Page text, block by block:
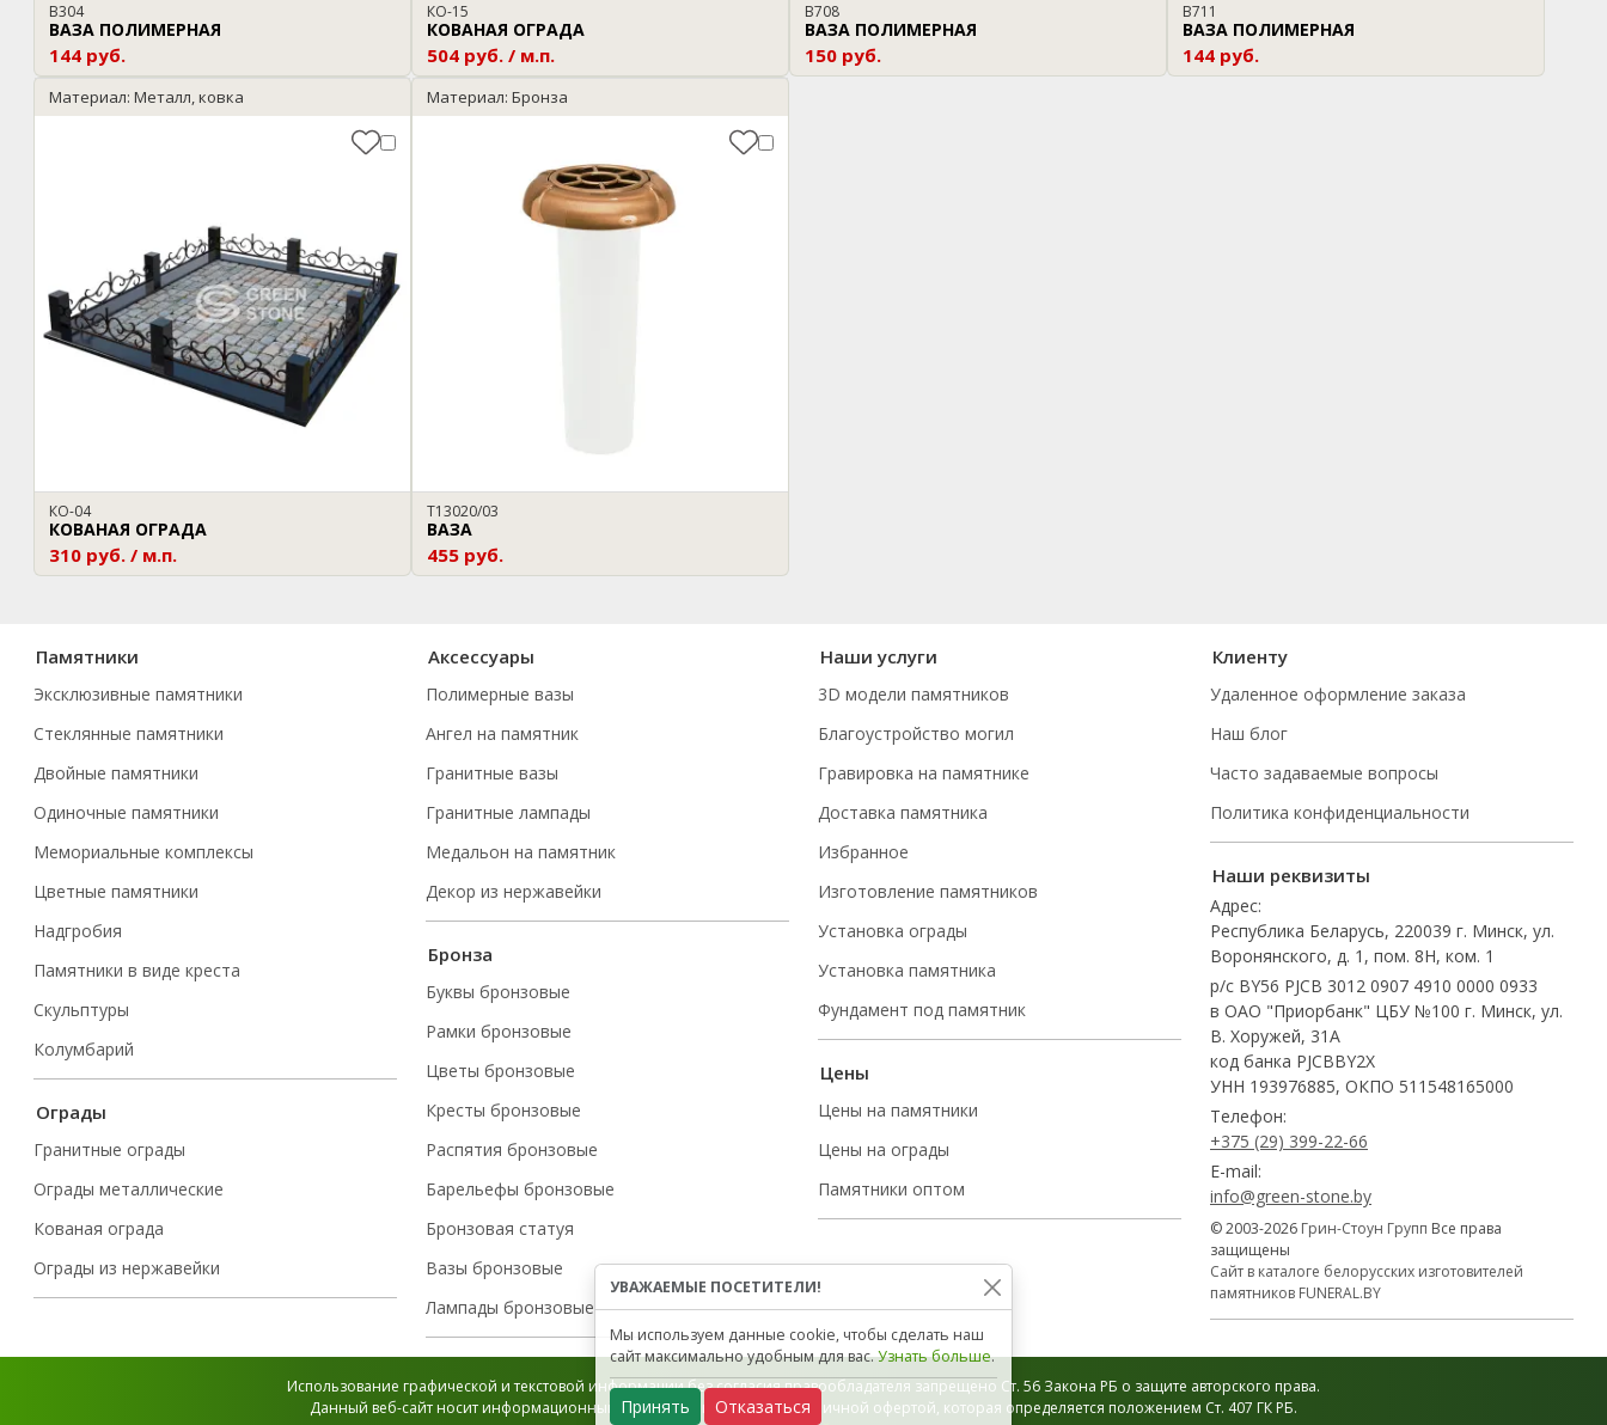
В304
ВАЗА ПОЛИМЕРНАЯ
144 руб.
КО-15
КОВАНАЯ ОГРАДА
504 руб. / м.п.
В708
ВАЗА ПОЛИМЕРНАЯ
150 руб.
В711
ВАЗА ПОЛИМЕРНАЯ
144 руб.
Материал: Металл, ковка
КО-04
КОВАНАЯ ОГРАДА
310 руб. / м.п.
Материал: Бронза
T13020/03
ВАЗА
455 руб.
Памятники
Эксклюзивные памятники
Стеклянные памятники
Двойные памятники
Одиночные памятники
Мемориальные комплексы
Цветные памятники
Надгробия
Памятники в виде креста
Скульптуры
Колумбарий
Ограды
Гранитные ограды
Ограды металлические
Кованая ограда
Ограды из нержавейки
Аксессуары
Полимерные вазы
Ангел на памятник
Гранитные вазы
Гранитные лампады
Медальон на памятник
Декор из нержавейки
Бронза
Буквы бронзовые
Рамки бронзовые
Цветы бронзовые
Кресты бронзовые
Распятия бронзовые
Барельефы бронзовые
Бронзовая статуя
Вазы бронзовые
Лампады бронзовые
Наши услуги
3D модели памятников
Благоустройство могил
Гравировка на памятнике
Доставка памятника
Избранное
Изготовление памятников
Установка ограды
Установка памятника
Фундамент под памятник
Цены
Цены на памятники
Цены на ограды
Памятники оптом
Клиенту
Удаленное оформление заказа
Наш блог
Часто задаваемые вопросы
Политика конфиденциальности
Наши реквизиты
Адрес:
Республика Беларусь, 220039 г. Минск, ул.
Воронянского, д. 1, пом. 8Н, ком. 1
р/с BY56 PJCB 3012 0907 4910 0000 0933
в ОАО "Приорбанк" ЦБУ №100 г. Минск, ул.
В. Хоружей, 31А
код банка PJCBBY2X
УНН 193976885, ОКПО 511548165000
Телефон:
+375 (29) 399-22-66
E-mail:
info@green-stone.by
© 2003-2026 Грин-Стоун Групп Все права
защищены
Сайт в каталоге белорусских изготовителей
памятников FUNERAL.BY
Использование графической и текстовой информации без согласия правообладателя запрещено Ст. 56 Закона РБ о защите авторского права.
Данный веб-сайт носит информационный характер и не является публичной офертой, которая определяется положением Ст. 407 ГК РБ.
УВАЖАЕМЫЕ ПОСЕТИТЕЛИ!
Мы используем данные cookie, чтобы сделать наш
сайт максимально удобным для вас.Узнать больше.
Принять Отказаться